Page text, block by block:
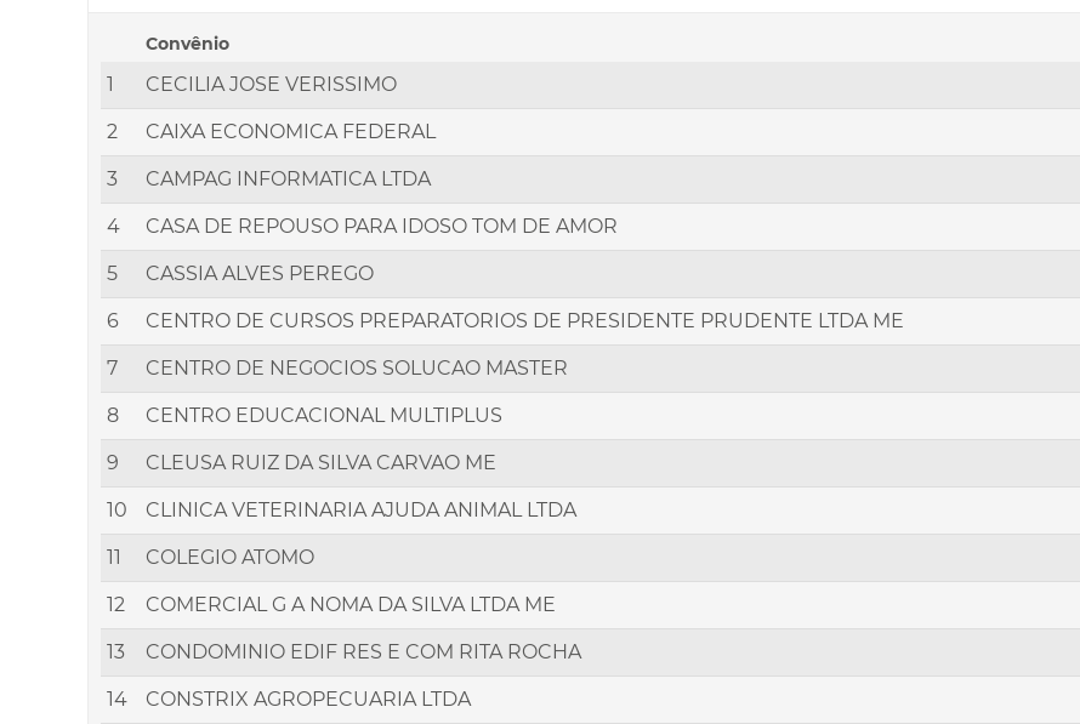
Convênio
1 CECILIA JOSE VERISSIMO
2 CAIXA ECONOMICA FEDERAL
3 CAMPAG INFORMATICA LTDA
4 CASA DE REPOUSO PARA IDOSO TOM DE AMOR
5 CASSIA ALVES PEREGO
6 CENTRO DE CURSOS PREPARATORIOS DE PRESIDENTE PRUDENTE LTDA ME
7 CENTRO DE NEGOCIOS SOLUCAO MASTER
8 CENTRO EDUCACIONAL MULTIPLUS
9 CLEUSA RUIZ DA SILVA CARVAO ME
10 CLINICA VETERINARIA AJUDA ANIMAL LTDA
11 COLEGIO ATOMO
12 COMERCIAL G A NOMA DA SILVA LTDA ME
13 CONDOMINIO EDIF RES E COM RITA ROCHA
14 CONSTRIX AGROPECUARIA LTDA